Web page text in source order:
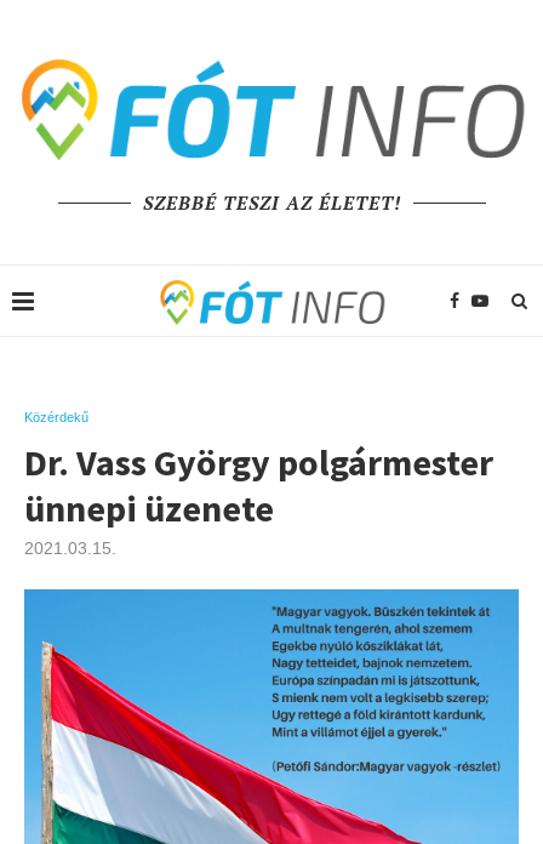
SZEBBÉ TESZI AZ ÉLETET!
Közérdekű
Dr. Vass György polgármester
ünnepi üzenete
2021.03.15.